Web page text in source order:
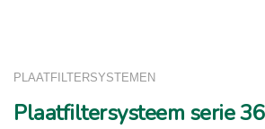
PLAATFILTERSYSTEMEN
Plaatfiltersysteem serie 36